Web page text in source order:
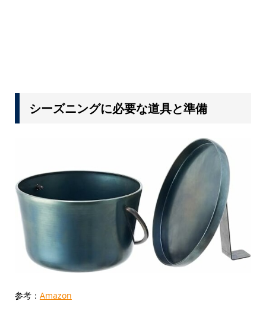
シーズニングに必要な道具と準備
参考： Amazon